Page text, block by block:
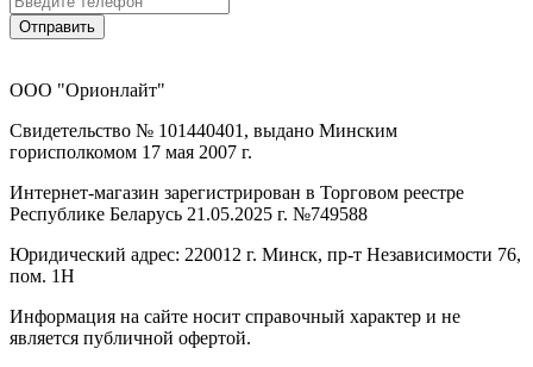
Отправить
ООО "Орионлайт"
Свидетельство № 101440401, выдано Минским
горисполкомом 17 мая 2007 г.
Интернет-магазин зарегистрирован в Торговом реестре
Республике Беларусь 21.05.2025 г. №749588
Юридический адрес: 220012 г. Минск, пр-т Независимости 76,
пом. 1Н
Информация на сайте носит справочный характер и не
является публичной офертой.